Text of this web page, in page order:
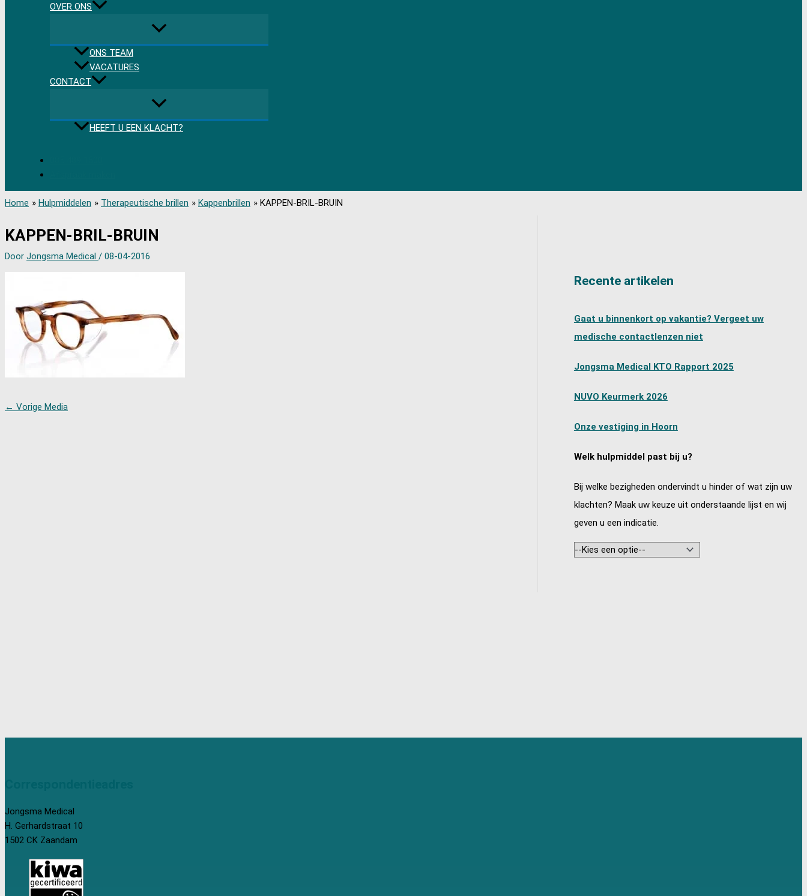
OVER ONS
ONS TEAM
VACATURES
CONTACT
HEEFT U EEN KLACHT?
Home Hulpmiddelen Therapeutische brillen Kappenbrillen KAPPEN-BRIL-BRUIN
KAPPEN-BRIL-BRUIN
Door Jongsma Medical / 08-04-2016
← Vorige Media
Recente artikelen
Gaat u binnenkort op vakantie? Vergeet uw
medische contactlenzen niet
Jongsma Medical KTO Rapport 2025
NUVO Keurmerk 2026
Onze vestiging in Hoorn
Welk hulpmiddel past bij u?
Bij welke bezigheden ondervindt u hinder of wat zijn uw
klachten? Maak uw keuze uit onderstaande lijst en wij
geven u een indicatie.
Jongsma Medical
H. Gerhardstraat 10
1502 CK Zaandam